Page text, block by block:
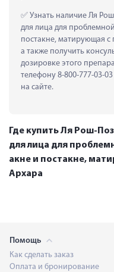
Узнать наличие Ля
для лица для
постакне, матирующая с
а также получить
дозировке этого
телефону 8-800-777-03-
на сайте.
Где купить Ля Рош-
для лица для
акне и постакне,
Архара
Помощь
Как сделать заказ
Оплата и бронирование